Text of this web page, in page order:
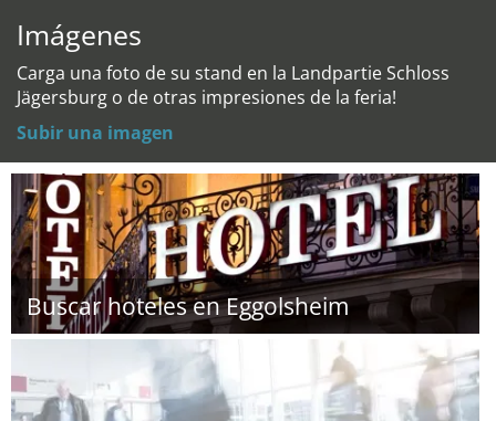
Imágenes
Carga una foto de su stand en la Landpartie Schloss
Jägersburg o de otras impresiones de la feria!
Subir una imagen
Buscar hoteles en Eggolsheim